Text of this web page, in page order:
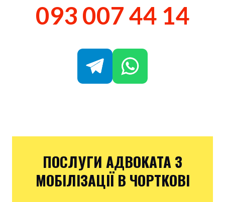
093 007 44 14
ПОСЛУГИ АДВОКАТА З
МОБІЛІЗАЦІЇ В ЧОРТКОВІ